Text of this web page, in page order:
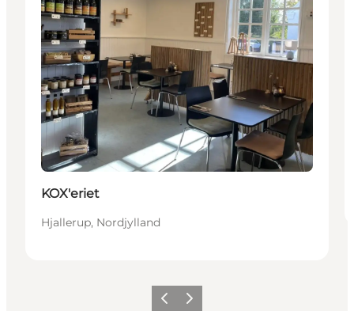
KOX'eriet
Hjallerup, Nordjylland
ForrigeNæste